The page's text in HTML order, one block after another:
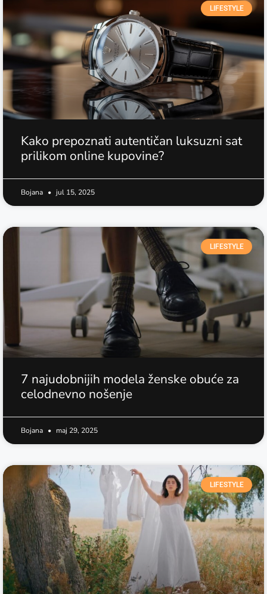
LIFESTYLE
Kako prepoznati autentičan luksuzni sat
prilikom online kupovine?
Bojana jul 15, 2025
LIFESTYLE
7 najudobnijih modela ženske obuće za
celodnevno nošenje
Bojana maj 29, 2025
LIFESTYLE